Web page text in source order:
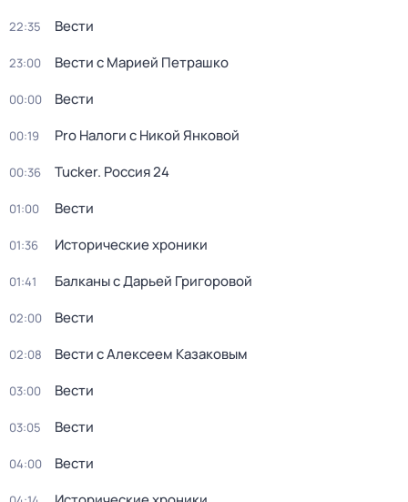
22:35 Вести
23:00 Вести с Марией Петрашко
00:00 Вести
00:19 Pro Налоги с Никой Янковой
00:36 Tucker. Россия 24
01:00 Вести
01:36 Исторические хроники
01:41 Балканы с Дарьей Григоровой
02:00 Вести
02:08 Вести с Алексеем Казаковым
03:00 Вести
03:05 Вести
04:00 Вести